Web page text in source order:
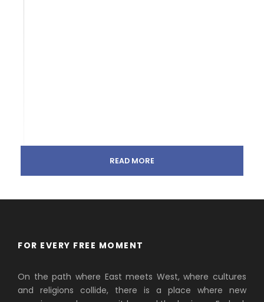
READ MORE
FOR EVERY FREE MOMENT
On the path where East meets West, where cultures
and religions collide, there is a place where new